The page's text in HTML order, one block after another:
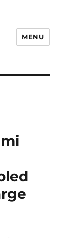
MENU